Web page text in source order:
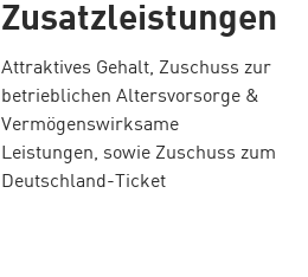
Zusatzleistungen
Attraktives Gehalt, Zuschuss zur
betrieblichen Altersvorsorge &
Vermögenswirksame
Leistungen, sowie Zuschuss zum
Deutschland-Ticket